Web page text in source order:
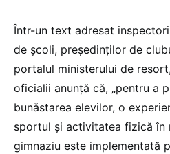
Într-un text adresat
de școli, președinților de
portalul ministerului de
oficialii anunță că, „pentru a
bunăstarea elevilor, o
sportul și activitatea fizică în
gimnaziu este implementată